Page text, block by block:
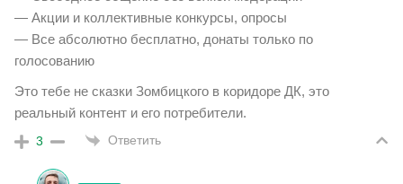
— Акции и коллективные конкурсы, опросы
— Все абсолютно бесплатно, донаты только по
голосованию
Это тебе не сказки Зомбицкого в коридоре ДК, это
реальный контент и его потребители.
3 Ответить